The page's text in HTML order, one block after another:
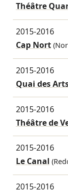
Théâtre
2015-2016
Cap Nort
2015-2016
Quai des
2015-2016
Théâtre de
2015-2016
Le Canal
2015-2016